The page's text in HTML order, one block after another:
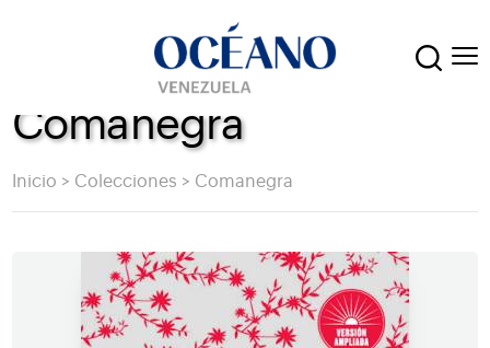
Comanegra
Inicio > Colecciones > Comanegra